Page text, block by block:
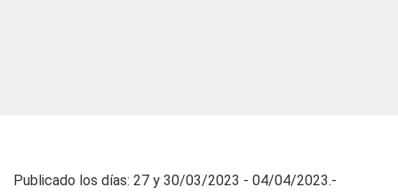
Publicado los días: 27 y 30/03/2023 - 04/04/2023.-